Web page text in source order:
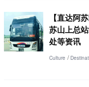
【直达阿
苏山上总
处等资讯
Culture